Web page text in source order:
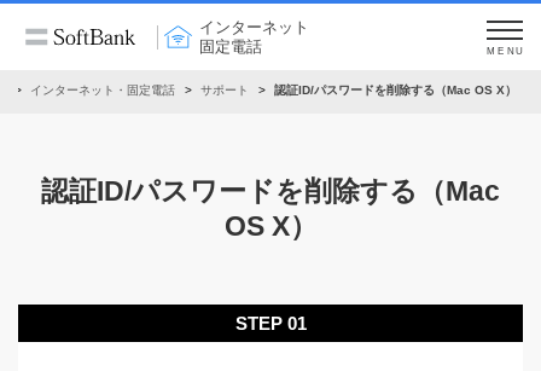
インターネット
固定電話
MENU
インターネット・固定電話 サポート 認証ID/パスワードを削除する（Mac OS X）
認証ID/パスワードを削除する（Mac
OS X）
STEP 01